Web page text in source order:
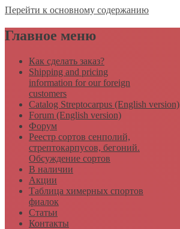
Перейти к основному содержанию
Главное меню
Как сделать заказ?
Shipping and pricing
information for our foreign
customers
Catalog Streptocarpus (English version)
Forum (English version)
Форум
Реестр сортов сенполий,
стрептокарпусов, бегоний.
Обсуждение сортов
В наличии
Акции
Таблица химерных спортов
фиалок
Статьи
Контакты